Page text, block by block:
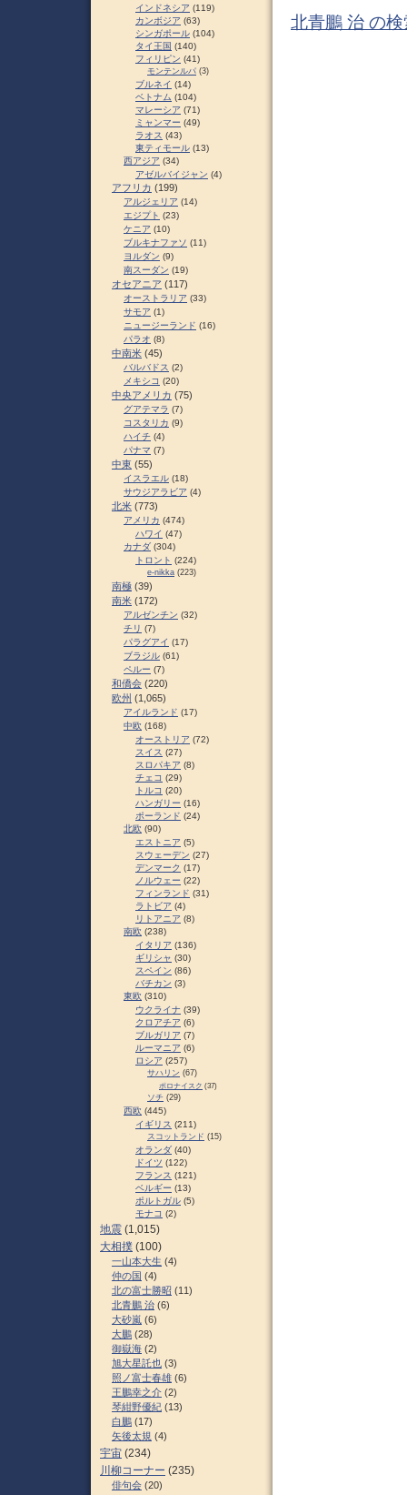
北青鵬 治 の
インドネシア (119)
カンボジア (63)
シンガポール (104)
タイ王国 (140)
フィリピン (41)
モンテンルパ (3)
ブルネイ (14)
ベトナム (104)
マレーシア (71)
ミャンマー (49)
ラオス (43)
東ティモール (13)
西アジア (34)
アゼルバイジャン (4)
アフリカ (199)
アルジェリア (14)
エジプト (23)
ケニア (10)
ブルキナファソ (11)
ヨルダン (9)
南スーダン (19)
オセアニア (117)
オーストラリア (33)
サモア (1)
ニュージーランド (16)
パラオ (8)
中南米 (45)
バルバドス (2)
メキシコ (20)
中央アメリカ (75)
グアテマラ (7)
コスタリカ (9)
ハイチ (4)
パナマ (7)
中東 (55)
イスラエル (18)
サウジアラビア (4)
北米 (773)
アメリカ (474)
ハワイ (47)
カナダ (304)
トロント (224)
e-nikka (223)
南極 (39)
南米 (172)
アルゼンチン (32)
チリ (7)
パラグアイ (17)
ブラジル (61)
ペルー (7)
和僑会 (220)
欧州 (1,065)
アイルランド (17)
中欧 (168)
オーストリア (72)
スイス (27)
スロパキア (8)
チェコ (29)
トルコ (20)
ハンガリー (16)
ポーランド (24)
北欧 (90)
エストニア (5)
スウェーデン (27)
デンマーク (17)
ノルウェー (22)
フィンランド (31)
ラトビア (4)
リトアニア (8)
南欧 (238)
イタリア (136)
ギリシャ (30)
スペイン (86)
バチカン (3)
東欧 (310)
ウクライナ (39)
クロアチア (6)
ブルガリア (7)
ルーマニア (6)
ロシア (257)
サハリン (67)
ポロナイスク (37)
ソチ (29)
西欧 (445)
イギリス (211)
スコットランド (15)
オランダ (40)
ドイツ (122)
フランス (121)
ベルギー (13)
ポルトガル (5)
モナコ (2)
地震 (1,015)
大相撲 (100)
一山本大生 (4)
仲の国 (4)
北の富士勝昭 (11)
北青鵬 治 (6)
大砂嵐 (6)
大鵬 (28)
御嶽海 (2)
旭大星託也 (3)
照ノ富士春雄 (6)
王鵬幸之介 (2)
琴紺野優紀 (13)
白鵬 (17)
矢後太規 (4)
宇宙 (234)
川柳コーナー (235)
俳句会 (20)